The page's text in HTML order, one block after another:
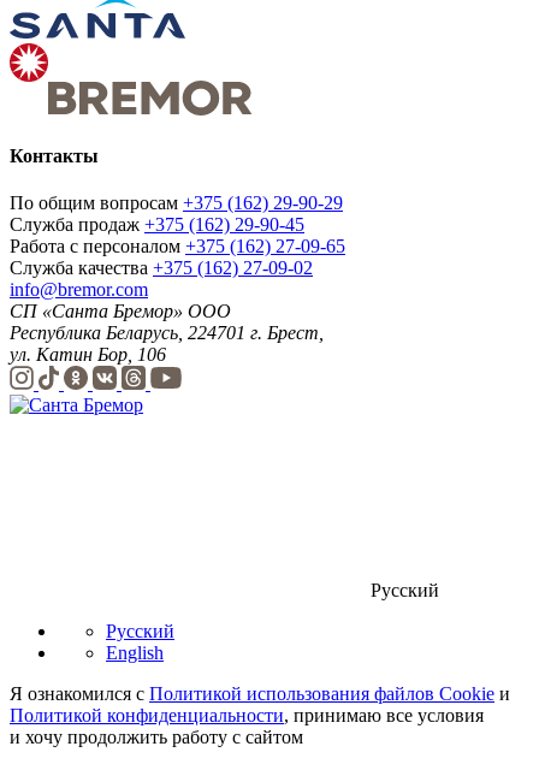
Контакты
По общим вопросам +375 (162) 29-90-29
Служба продаж +375 (162) 29-90-45
Работа с персоналом +375 (162) 27-09-65
Служба качества +375 (162) 27-09-02
info@bremor.com
СП «Санта Бремор» ООО
Республика Беларусь, 224701 г. Брест,
ул. Катин Бор, 106
Русский
Русский
English
Я ознакомился с Политикой использования файлов Cookie и
Политикой конфиденциальности, принимаю все условия
и хочу продолжить работу с сайтом